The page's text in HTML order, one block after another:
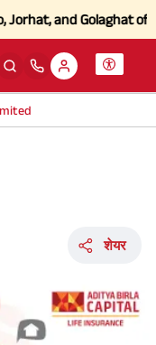
and Golaghat of
शेयर